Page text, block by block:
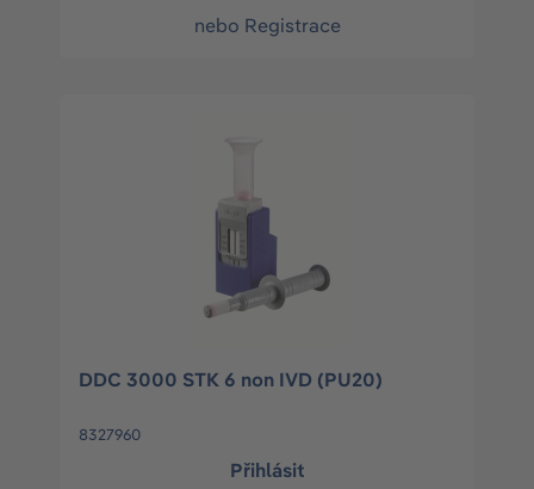
nebo Registrace
DDC 3000 STK 6 non IVD (PU20)
8327960
Přihlásit